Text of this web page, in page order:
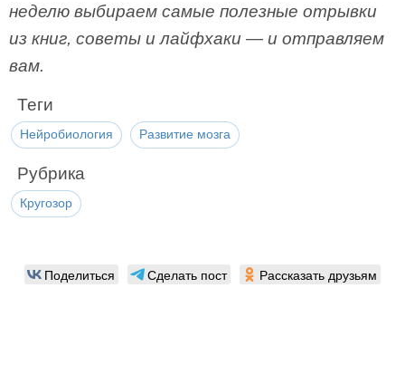
неделю выбираем самые полезные отрывки
из книг, советы и лайфхаки — и отправляем
вам.
Теги
Нейробиология Развитие мозга
Рубрика
Кругозор
Поделиться Сделать пост Рассказать друзьям